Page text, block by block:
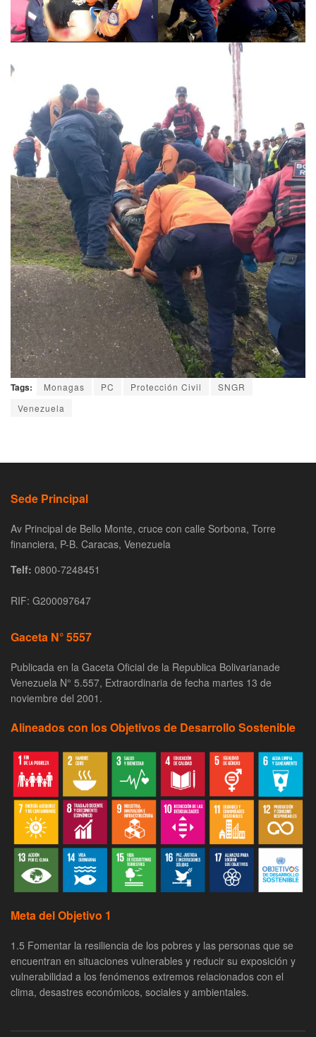
Tags: Monagas PC Protección Civil
SNGR
Venezuela
Sede Principal
Av Principal de Bello Monte, cruce con calle Sorbona, Torre
financiera, P-B. Caracas, Venezuela
Telf: 0800-7248451
RIF: G200097647
Gaceta N° 5557
Publicada en la Gaceta Oficial de la Republica Bolivarianade
Venezuela N° 5.557, Extraordinaria de fecha martes 13 de
noviembre del 2001.
Alineados con los Objetivos de Desarrollo Sostenible
Meta del Objetivo 1
1.5 Fomentar la resiliencia de los pobres y las personas que se
encuentran en situaciones vulnerables y reducir su exposición y
vulnerabilidad a los fenómenos extremos relacionados con el
clima, desastres económicos, sociales y ambientales.